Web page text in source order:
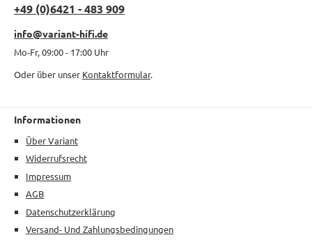
+49 (0)6421 - 483 909
info@variant-hifi.de
Mo-Fr, 09:00 - 17:00 Uhr
Oder über unser Kontaktformular.
Informationen
Über Variant
Widerrufsrecht
Impressum
AGB
Datenschutzerklärung
Versand- Und Zahlungsbedingungen